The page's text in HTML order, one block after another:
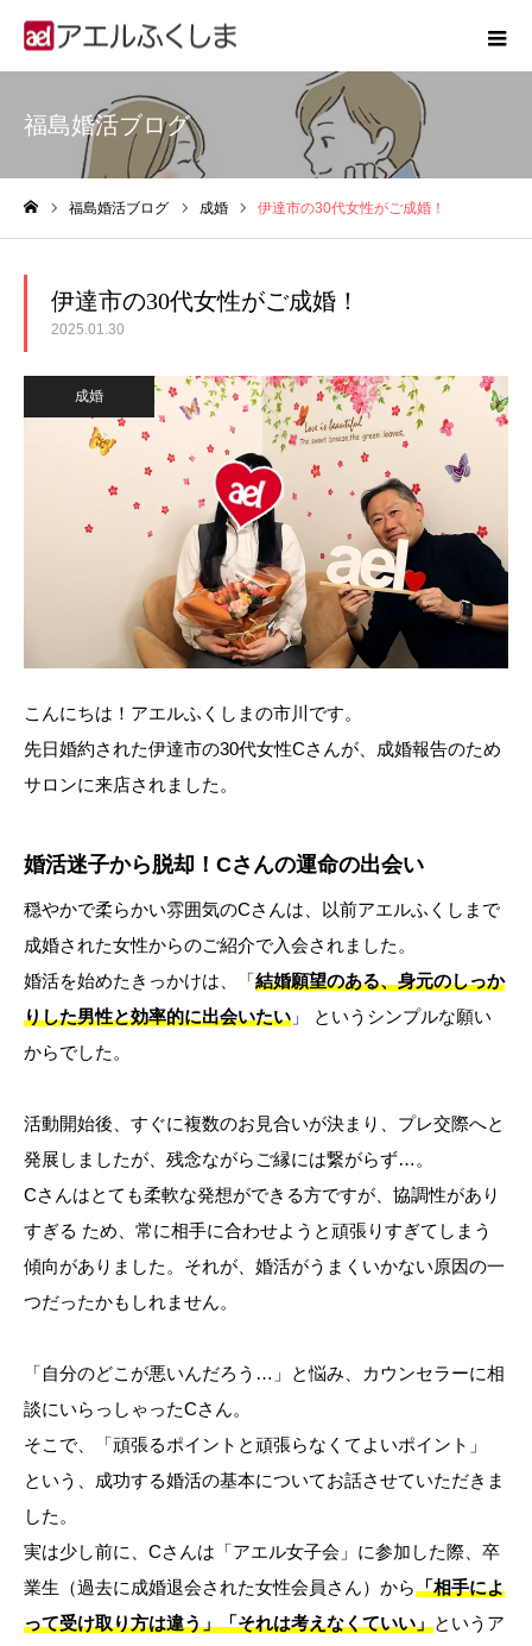
福島婚活ブログ
福島婚活ブログ 成婚 伊達市の30代女性がご成婚！
伊達市の30代女性がご成婚！
2025.01.30
成婚
こんにちは！アエルふくしまの市川です。
先日婚約された伊達市の30代女性Cさんが、成婚報告のため
サロンに来店されました。
婚活迷子から脱却！Cさんの運命の出会い
穏やかで柔らかい雰囲気のCさんは、以前アエルふくしまで
成婚された女性からのご紹介で入会されました。
婚活を始めたきっかけは、「結婚願望のある、身元のしっか
りした男性と効率的に出会いたい 」 というシンプルな願い
からでした。
活動開始後、すぐに複数のお見合いが決まり、プレ交際へと
発展しましたが、残念ながらご縁には繋がらず…。
Cさんはとても柔軟な発想ができる方ですが、協調性があり
すぎる ため、常に相手に合わせようと頑張りすぎてしまう
傾向がありました。それが、婚活がうまくいかない原因の一
つだったかもしれません。
「自分のどこが悪いんだろう…」と悩み、カウンセラーに相
談にいらっしゃったCさん。
そこで、「頑張るポイントと頑張らなくてよいポイント」
という、成功する婚活の基本についてお話させていただきま
した。
実は少し前に、Cさんは「アエル女子会」に参加した際、卒
業生（過去に成婚退会された女性会員さん）から「相手によ
って受け取り方は違う」「それは考えなくていい」というア